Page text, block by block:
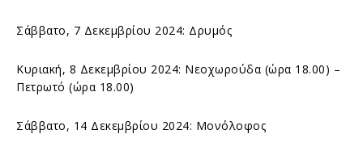
Σάββατο, 7 Δεκεμβρίου 2024: Δρυμός
Κυριακή, 8 Δεκεμβρίου 2024: Νεοχωρούδα (ώρα 18.00) –
Πετρωτό (ώρα 18.00)
Σάββατο, 14 Δεκεμβρίου 2024: Μονόλοφος